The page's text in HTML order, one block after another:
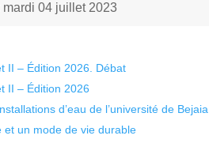
04 juillet 2023
II – Édition 2026. Débat
II – Édition 2026
d’eau de l’université de Bejaia
et un mode de vie durable